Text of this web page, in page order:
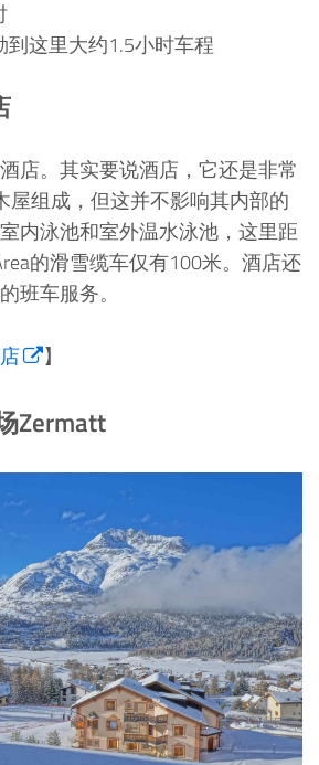
这里大约1.5小时车程
店。其实要说酒店，它还是非常
屋组成，但这并不影响其内部的
内泳池和室外温水泳池，这里距
的滑雪缆车仅有100米。酒店还
班车服务。
】
Zermatt